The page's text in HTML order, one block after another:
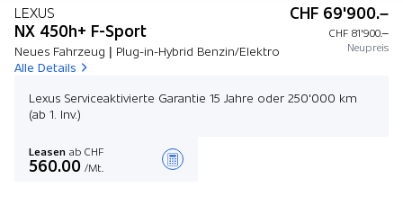
LEXUS
NX 450h+ F-Sport
Neues Fahrzeug | Plug-in-Hybrid Benzin/Elektro
Alle Details
CHF 69'900.–
CHF 81'900.–
Neupreis
Lexus Serviceaktivierte Garantie 15 Jahre oder 250'000 km
(ab 1. Inv.)
Leasen ab CHF
560.00 /Mt.